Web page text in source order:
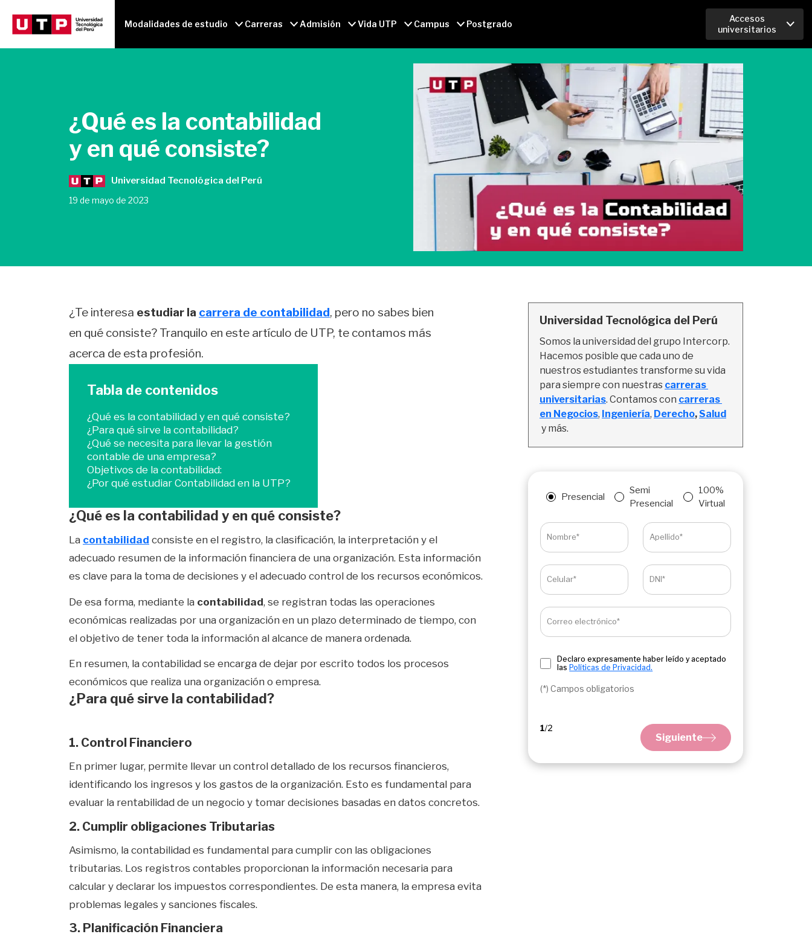
Modalidades de estudio Carreras Admisión Vida UTP Campus Postgrado
Accesos
universitarios
¿Qué es la contabilidad
y en qué consiste?
Universidad Tecnológica del Perú
19 de mayo de 2023
¿Te interesa estudiar la carrera de contabilidad, pero no sabes bien
en qué consiste? Tranquilo en este artículo de UTP, te contamos más
acerca de esta profesión.
Tabla de contenidos
¿Qué es la contabilidad y en qué consiste?
¿Para qué sirve la contabilidad?
¿Qué se necesita para llevar la gestión
contable de una empresa?
Objetivos de la contabilidad:
¿Por qué estudiar Contabilidad en la UTP?
¿Qué es la contabilidad y en qué consiste?
La contabilidad consiste en el registro, la clasificación, la interpretación y el
adecuado resumen de la información financiera de una organización. Esta información
es clave para la toma de decisiones y el adecuado control de los recursos económicos.
De esa forma, mediante la contabilidad, se registran todas las operaciones
económicas realizadas por una organización en un plazo determinado de tiempo, con
el objetivo de tener toda la información al alcance de manera ordenada.
En resumen, la contabilidad se encarga de dejar por escrito todos los procesos
económicos que realiza una organización o empresa.
¿Para qué sirve la contabilidad?
1. Control Financiero
En primer lugar, permite llevar un control detallado de los recursos financieros,
identificando los ingresos y los gastos de la organización. Esto es fundamental para
evaluar la rentabilidad de un negocio y tomar decisiones basadas en datos concretos.
2. Cumplir obligaciones Tributarias
Asimismo, la contabilidad es fundamental para cumplir con las obligaciones
tributarias. Los registros contables proporcionan la información necesaria para
calcular y declarar los impuestos correspondientes. De esta manera, la empresa evita
problemas legales y sanciones fiscales.
3. Planificación Financiera
Universidad Tecnológica del Perú
Somos la universidad del grupo Intercorp.
Hacemos posible que cada uno de
nuestros estudiantes transforme su vida
para siempre con nuestras carreras
universitarias. Contamos con carreras
en Negocios, Ingeniería, Derecho, Salud
y más.
Presencial
Semi
Presencial
100%
Virtual
Nombre* Apellido*
Celular* DNI*
Correo electrónico*
Declaro expresamente haber leído y aceptado
las Políticas de Privacidad.
(*) Campos obligatorios
Siguiente